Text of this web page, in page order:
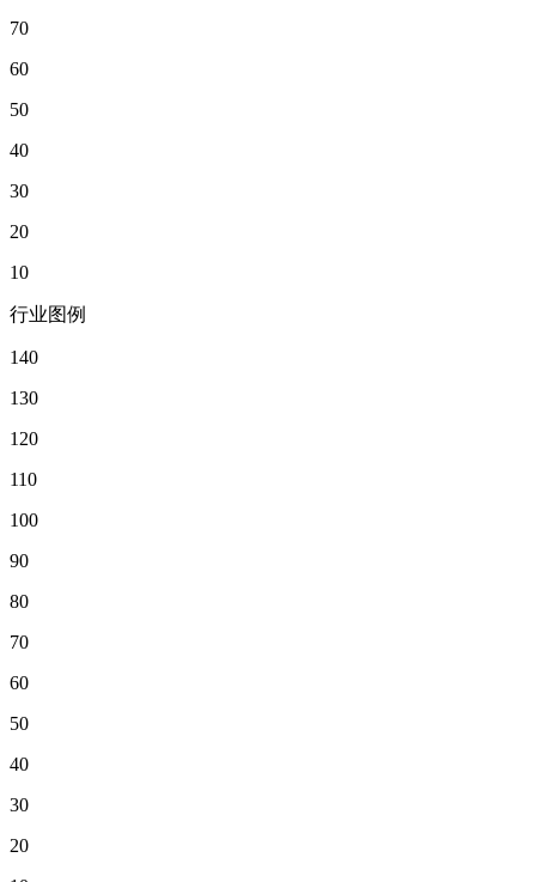
70
60
50
40
30
20
10
行业图例
140
130
120
110
100
90
80
70
60
50
40
30
20